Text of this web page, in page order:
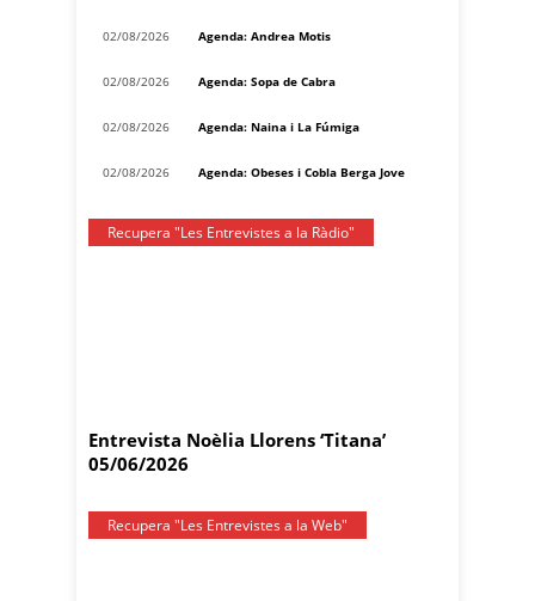
02/08/2026 Agenda: Andrea Motis
02/08/2026 Agenda: Sopa de Cabra
02/08/2026 Agenda: Naina i La Fúmiga
02/08/2026 Agenda: Obeses i Cobla Berga Jove
Recupera "Les Entrevistes a la Ràdio"
Entrevista Noèlia Llorens ‘Titana’
05/06/2026
Recupera "Les Entrevistes a la Web"